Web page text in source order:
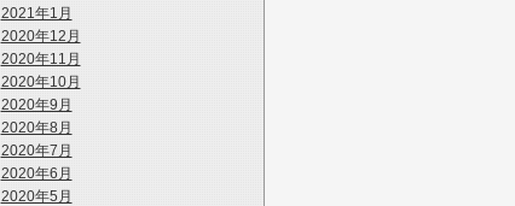
2021年1月
2020年12月
2020年11月
2020年10月
2020年9月
2020年8月
2020年7月
2020年6月
2020年5月